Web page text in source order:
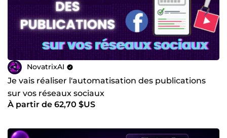
NovatrixAI
Je vais réaliser l'automatisation des publications
sur vos réseaux sociaux
À partir de 62,70 $US